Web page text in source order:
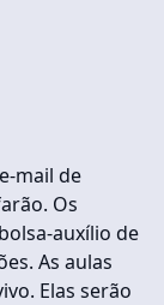
mail de
Os
auxílio de
As aulas
Elas serão